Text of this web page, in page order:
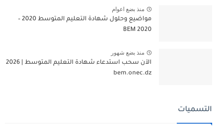
منذ بضع اعوام
مواضيع وحلول شهادة التعليم المتوسط 2020 –
BEM 2020
منذ بضع شهور
الآن سحب استدعاء شهادة التعليم المتوسط | 2026
bem.onec.dz
التسميات